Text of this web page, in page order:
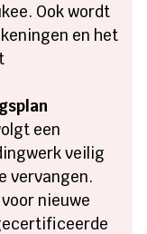
Ook wordt
en het
een
veilig
vervangen.
nieuwe